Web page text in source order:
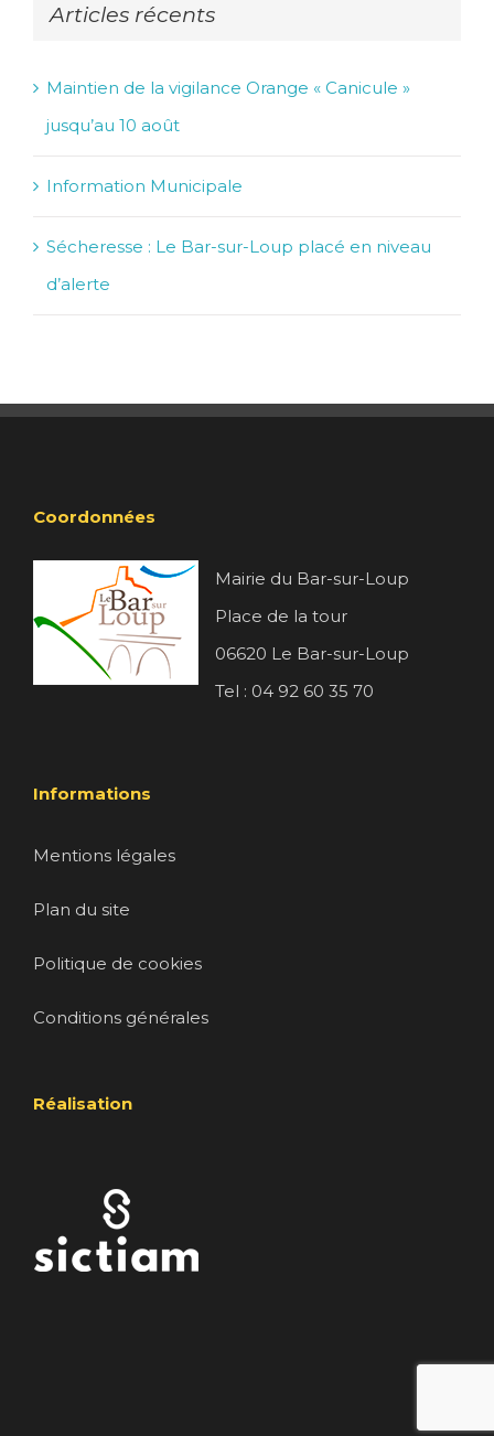
Articles récents
Maintien de la vigilance Orange « Canicule »
jusqu’au 10 août
Information Municipale
Sécheresse : Le Bar-sur-Loup placé en niveau
d’alerte
Coordonnées
Mairie du Bar-sur-Loup
Place de la tour
06620 Le Bar-sur-Loup
Tel : 04 92 60 35 70
Informations
Mentions légales
Plan du site
Politique de cookies
Conditions générales
Réalisation